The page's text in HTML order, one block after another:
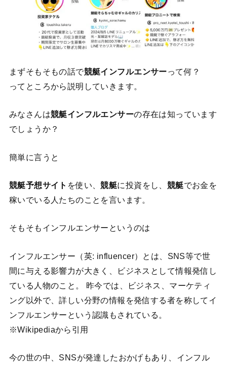
まずそもそもの話で競艇インフルエンサーって何？
ってところから説明していきます。
みなさんは競艇インフルエンサーの存在は知っています
でしょうか？
簡単に言うと
競艇予想サイト を使い、競艇に投資をし、 競艇でお金を
稼いでいる人たちのことを言います。
そもそもインフルエンサーというのは
インフルエンサー（英: influencer）とは、SNS等で世
間に与える影響力が大きく、ビジネスとして情報発信し
ている人物のこと。 昨今では、ビジネス、マーケティ
ング以外で、詳しい分野の情報を発信する者を称してイ
ンフルエンサーという認識もされている。
※Wikipediaから引用
今の世の中、SNSが発達したおかげもあり、インフル